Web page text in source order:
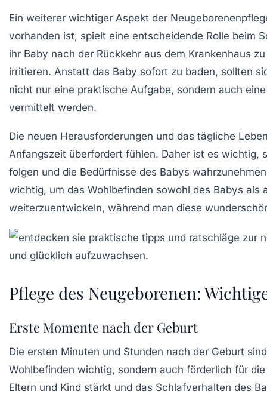
Ein weiterer wichtiger Aspekt der
vorhanden ist, spielt eine entscheidende Rolle beim
ihr Baby nach der Rückkehr aus dem Krankenhaus
irritieren. Anstatt das Baby sofort zu baden, sollten
nicht nur eine praktische Aufgabe, sondern auch
vermittelt werden.
Die neuen Herausforderungen und das tägliche
Anfangszeit überfordert fühlen. Daher ist es wichtig,
folgen und die Bedürfnisse des Babys
wichtig, um das Wohlbefinden sowohl des Babys
weiterzuentwickeln, während man diese
Pflege des Neugeborenen:
Erste Momente nach der Geburt
Die ersten Minuten und Stunden nach der Geburt
Wohlbefinden wichtig, sondern auch förderlich für
Eltern und Kind stärkt und das Schlafverhalten des